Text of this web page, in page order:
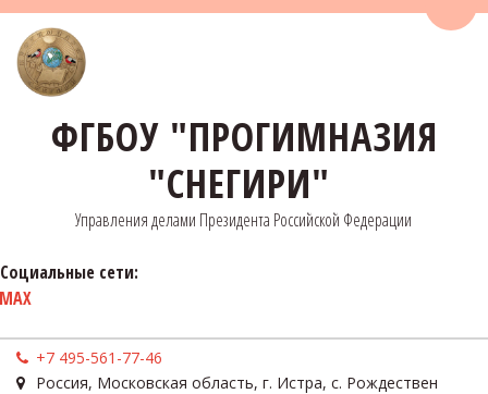
ФГБОУ "ПРОГИМНАЗИЯ
"СНЕГИРИ"
Управления делами Президента Российской Федерации
Социальные сети:
MAX
+7 495-561-77-46
Россия, Московская область, г. Истра, с. Рождествен